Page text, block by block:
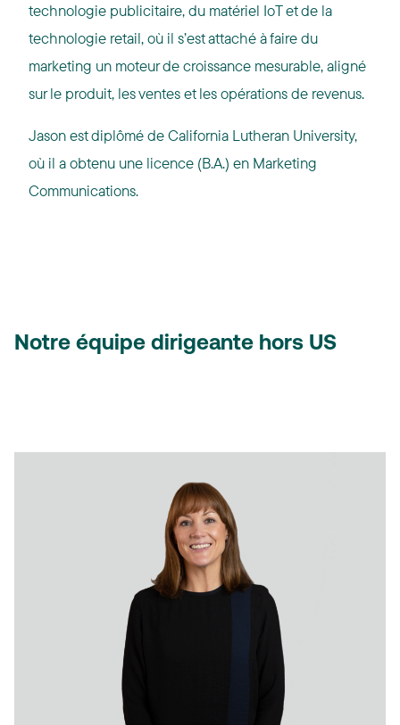
technologie publicitaire, du matériel IoT et de la
technologie retail, où il s’est attaché à faire du
marketing un moteur de croissance mesurable, aligné
sur le produit, les ventes et les opérations de revenus.
Jason est diplômé de California Lutheran University,
où il a obtenu une licence (B.A.) en Marketing
Communications.
Notre équipe dirigeante hors US